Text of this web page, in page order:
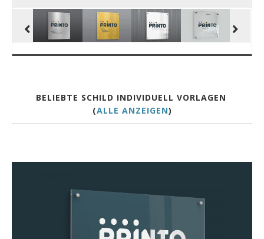
BELIEBTE SCHILD INDIVIDUELL VORLAGEN
(ALLE ANZEIGEN)